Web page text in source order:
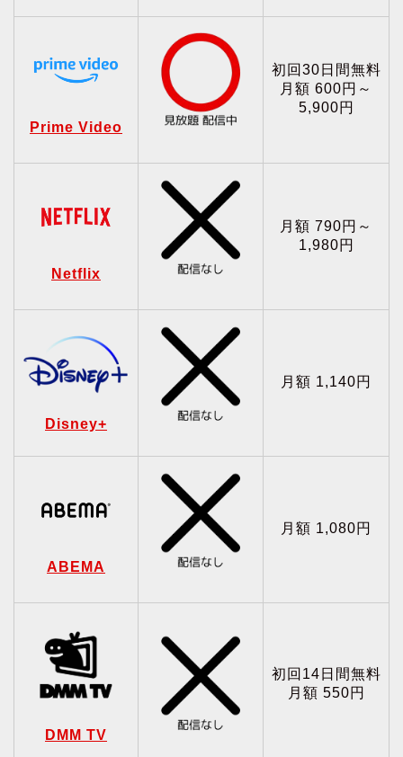
Prime Video
初回30日間無料
月額 600円～
5,900円
Netflix
月額 790円～
1,980円
Disney+
月額 1,140円
ABEMA
月額 1,080円
DMM TV
初回14日間無料
月額 550円